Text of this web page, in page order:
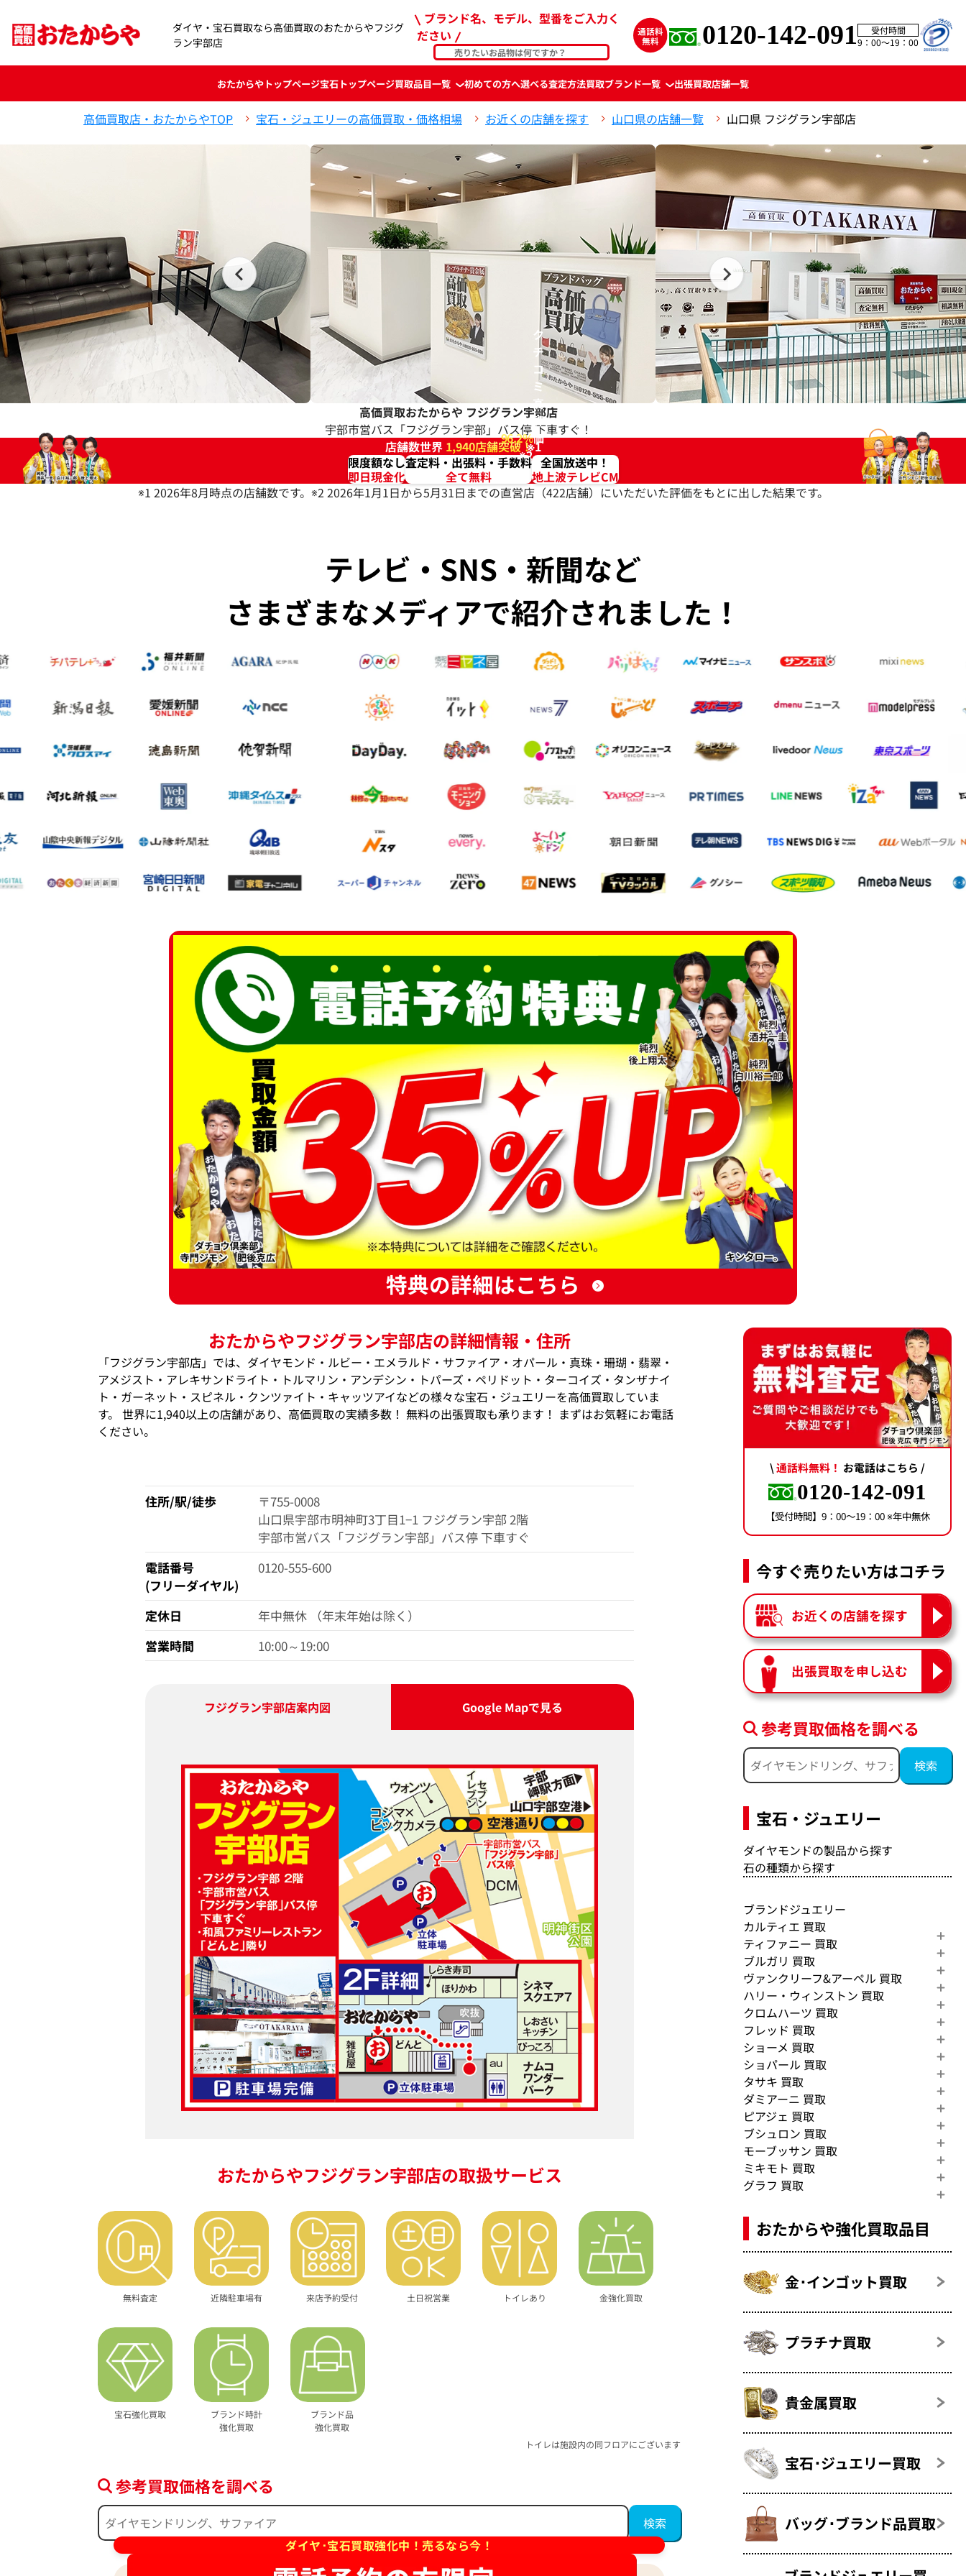
ダイヤ・宝石買取なら高価買取のおたからやフジグ
ラン宇部店
ブランド名、モデル、型番をご入力く
ださい
0120-142-091
受付時間
9：00〜19：00
おたからやトップページ宝石トップページ買取品目一覧 初めての方へ選べる査定方法買取ブランド一覧 出張買取店舗一覧
高価買取店・おたからやTOP 宝石・ジュエリーの高価買取・価格相場 お近くの店舗を探す 山口県の店舗一覧 山口県 フジグラン宇部店
高価買取おたからや フジグラン宇部店
宇部市営バス「フジグラン宇部」バス停 下車すぐ！
店舗数世界 1,940店舗突破！※1
ク
チ
コ
ミ
高
評
価
96.2%
※2
限度額なし
即日現金化
査定料・出張料・手数料
全て無料
全国放送中！
地上波テレビCM
※1 2026年8月時点の店舗数です。 ※2 2026年1月1日から5月31日までの直営店（422店舗）にいただいた評価をもとに出した結果です。
テレビ・SNS・新聞など
さまざまなメディアで紹介されました！
特典の詳細はこちら
おたからやフジグラン宇部店の詳細情報・住所
「フジグラン宇部店」では、ダイヤモンド・ルビー・エメラルド・サファイア・オパール・真珠・珊瑚・翡翠・
アメジスト・アレキサンドライト・トルマリン・アンデシン・トパーズ・ペリドット・ターコイズ・タンザナイ
ト・ガーネット・スピネル・クンツァイト・キャッツアイなどの様々な宝石・ジュエリーを高価買取していま
す。 世界に1,940以上の店舗があり、高価買取の実績多数！ 無料の出張買取も承ります！ まずはお気軽にお電話
ください。
住所/駅/徒歩
〒755-0008
山口県宇部市明神町3丁目1−1 フジグラン宇部 2階
宇部市営バス「フジグラン宇部」バス停 下車すぐ
電話番号
(フリーダイヤル)
0120-555-600
定休日
年中無休 （年末年始は除く）
営業時間
10:00～19:00
フジグラン宇部店案内図 Google Mapで見る
おたからやフジグラン宇部店の取扱サービス
無料査定 近隣駐車場有 来店予約受付 土日祝営業 トイレあり 金強化買取
宝石強化買取
ブランド時計
強化買取
ブランド品
強化買取
トイレは施設内の同フロアにございます
参考買取価格を調べる
ダイヤ･宝石買取強化中！売るなら今！
\通話料無料！ お電話はこちら /
0120-142-091
【受付時間】9：00〜19：00 ※年中無休
今すぐ売りたい方はコチラ
お近くの店舗を探す
出張買取を申し込む
参考買取価格を調べる
宝石・ジュエリー
ダイヤモンドの製品から探す
石の種類から探す
ブランドジュエリー
カルティエ 買取
ティファニー 買取
ブルガリ 買取
ヴァンクリーフ&アーペル 買取
ハリー・ウィンストン 買取
クロムハーツ 買取
フレッド 買取
ショーメ 買取
ショパール 買取
タサキ 買取
ダミアーニ 買取
ピアジェ 買取
ブシュロン 買取
モーブッサン 買取
ミキモト 買取
グラフ 買取
おたからや強化買取品目
金･インゴット買取
プラチナ買取
貴金属買取
宝石･ジュエリー買取
バッグ･ブランド品買取